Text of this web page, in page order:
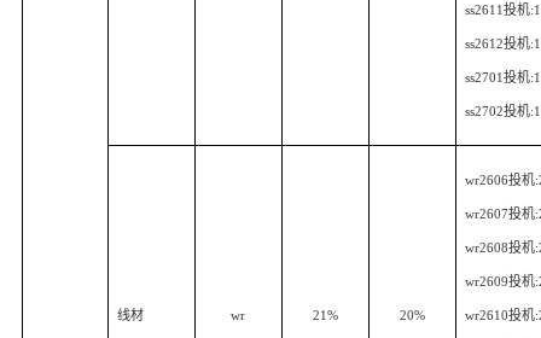
ss2611投机
ss2612投机
ss2701投机
ss2702投机
线材 wr 21% 20%
wr2606投机
wr2607投机
wr2608投机
wr2609投机
wr2610投机